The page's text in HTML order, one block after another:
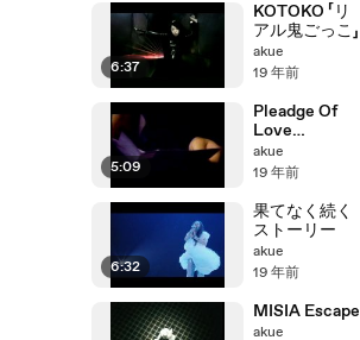
6:37
KOTOKO 「リ
アル鬼ごっこ」
akue
19 年前
5:09
Pleadge Of
Love
LGYankees
akue
19 年前
6:32
果てなく続く
ストーリー
akue
19 年前
MISIA Escape
akue